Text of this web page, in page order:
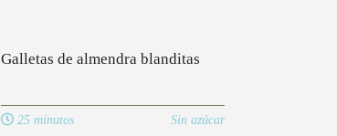
Galletas de almendra blanditas
25 minutos Sin azúcar